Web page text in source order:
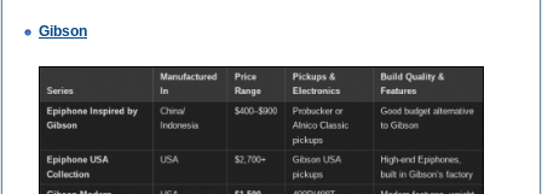
Gibson